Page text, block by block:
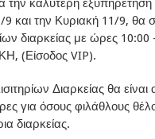
την καλύτερη
και την Κυριακή 11/9, θα
διαρκείας με ώρες 10:00
(Είσοδος VIP).
Διαρκείας θα είναι
για όσους φιλάθλους
διαρκείας.